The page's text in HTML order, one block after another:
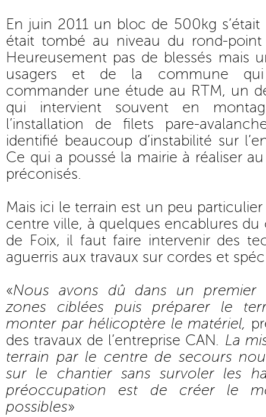
En juin 2011 un bloc de 500kg
était tombé au niveau du rond-
Heureusement pas de blessés mais
usagers et de la commune
commander une étude au RTM, un
qui intervient souvent en
l’installation de filets pare-
identifié beaucoup d’instabilité sur
Ce qui a poussé la mairie à réaliser
préconisés.
Mais ici le terrain est un peu
centre ville, à quelques encablures
de Foix, il faut faire intervenir des
aguerris aux travaux sur cordes et
«Nous avons dû dans un premier
zones ciblées puis préparer le
monter par hélicoptère le matériel,
des travaux de l’entreprise CAN. La
terrain par le centre de secours
sur le chantier sans survoler les
préoccupation est de créer le
possibles»